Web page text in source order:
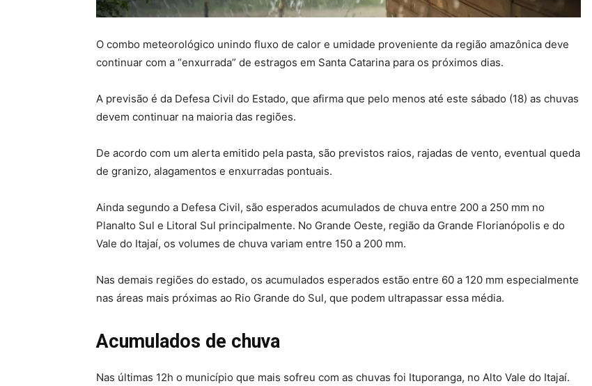
O combo meteorológico unindo fluxo de calor e umidade proveniente da região amazônica deve
continuar com a “enxurrada” de estragos em Santa Catarina para os próximos dias.
A previsão é da Defesa Civil do Estado, que afirma que pelo menos até este sábado (18) as chuvas
devem continuar na maioria das regiões.
De acordo com um alerta emitido pela pasta, são previstos raios, rajadas de vento, eventual queda
de granizo, alagamentos e enxurradas pontuais.
Ainda segundo a Defesa Civil, são esperados acumulados de chuva entre 200 a 250 mm no
Planalto Sul e Litoral Sul principalmente. No Grande Oeste, região da Grande Florianópolis e do
Vale do Itajaí, os volumes de chuva variam entre 150 a 200 mm.
Nas demais regiões do estado, os acumulados esperados estão entre 60 a 120 mm especialmente
nas áreas mais próximas ao Rio Grande do Sul, que podem ultrapassar essa média.
Acumulados de chuva
Nas últimas 12h o município que mais sofreu com as chuvas foi Ituporanga, no Alto Vale do Itajaí.